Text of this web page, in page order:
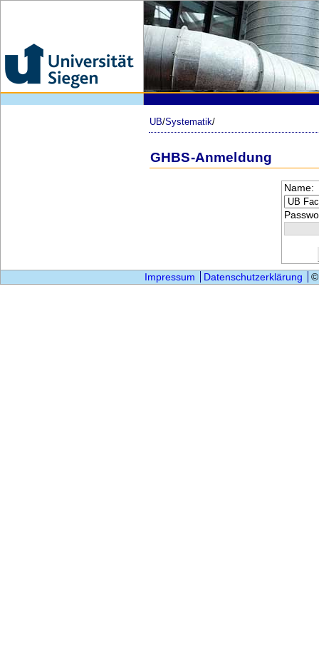
UB/Systematik/
GHBS-Anmeldung
Name:
Impressum Datenschutzerklärung ©